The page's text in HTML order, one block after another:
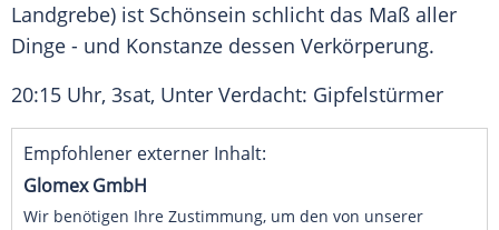
Landgrebe) ist Schönsein schlicht das Maß aller
Dinge - und Konstanze dessen Verkörperung.
20:15 Uhr, 3sat, Unter Verdacht: Gipfelstürmer
Empfohlener externer Inhalt:
Glomex GmbH
Wir benötigen Ihre Zustimmung, um den von unserer